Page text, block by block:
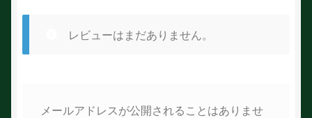
レビューはまだありません。
メールアドレスが公開されることはありませ